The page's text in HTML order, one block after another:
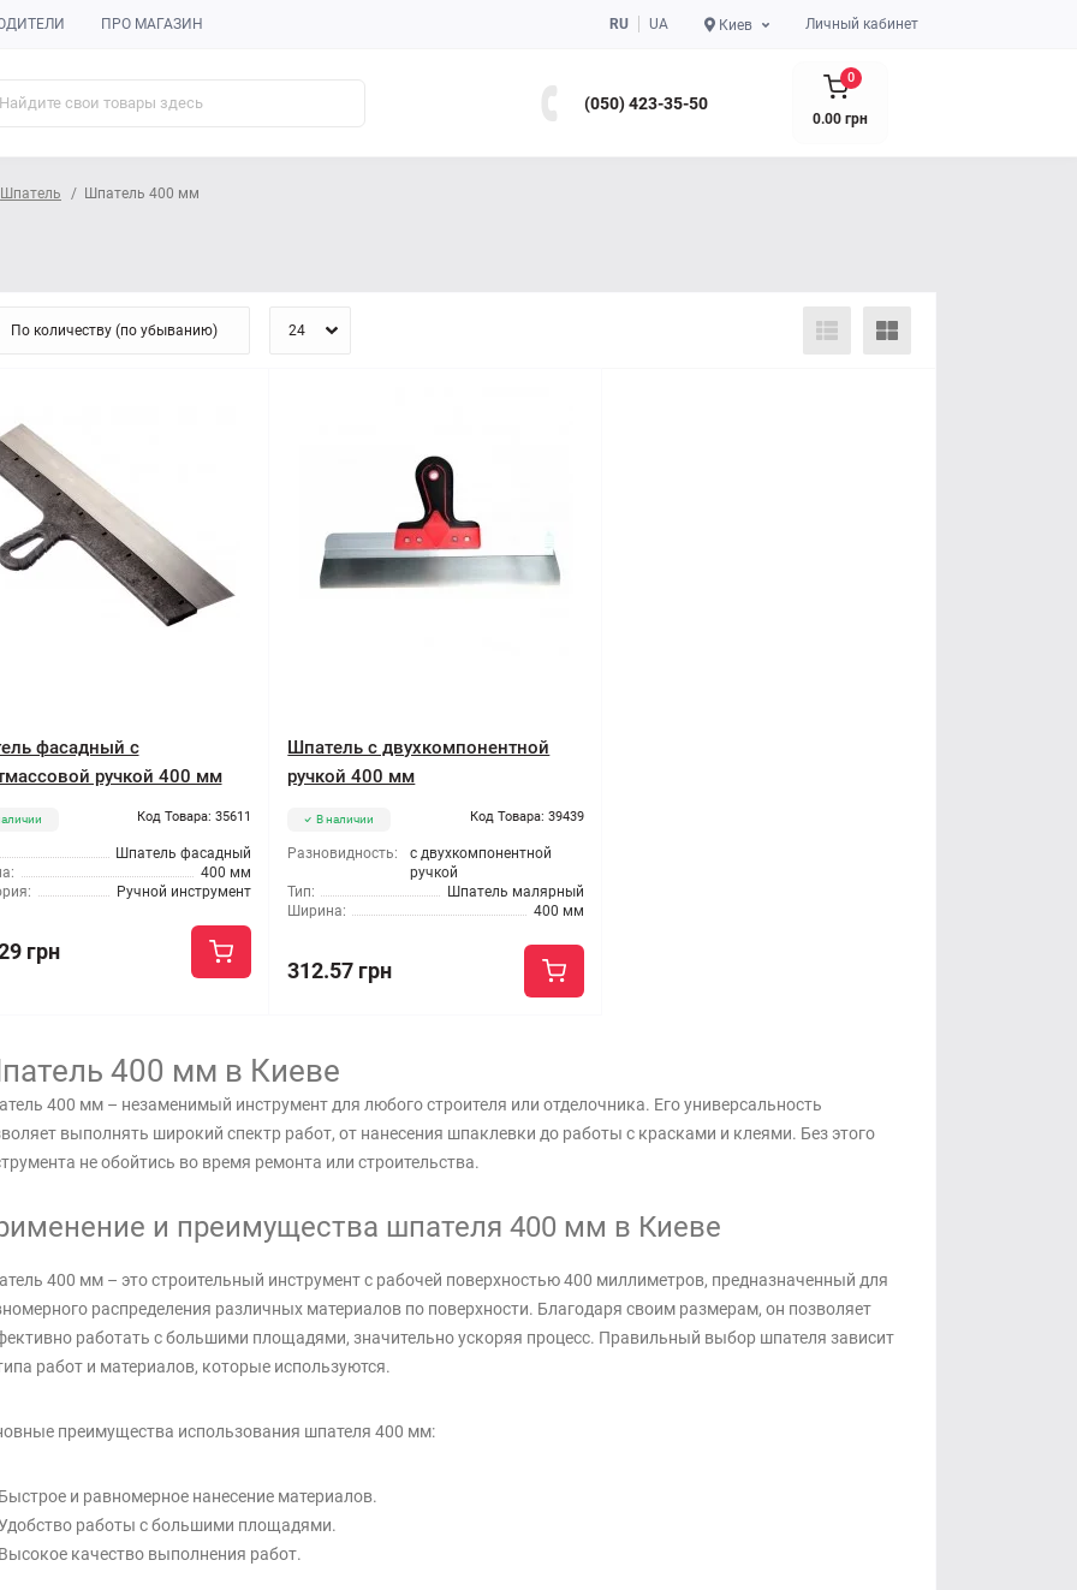
ПРО МАГАЗИН RU UA Киев Личный кабинет
(050) 423-35-50
0
0.00 грн
Шпатель Шпатель 400 мм
фасадный с
ручкой 400 мм
Код Товара: 35611
Шпатель фасадный
400 мм
Ручной инструмент
грн
Шпатель с двухкомпонентной
ручкой 400 мм
В наличии Код Товара: 39439
Разновидность:
с двухкомпонентной
ручкой
Тип:
Шпатель малярный
Ширина:
400 мм
312.57 грн
400 мм в Киеве
400 мм – незаменимый инструмент для любого строителя или отделочника. Его универсальность
выполнять широкий спектр работ, от нанесения шпаклевки до работы с красками и клеями. Без этого
не обойтись во время ремонта или строительства.
и преимущества шпателя 400 мм в Киеве
400 мм – это строительный инструмент с рабочей поверхностью 400 миллиметров, предназначенный для
распределения различных материалов по поверхности. Благодаря своим размерам, он позволяет
работать с большими площадями, значительно ускоряя процесс. Правильный выбор шпателя зависит
работ и материалов, которые используются.
преимущества использования шпателя 400 мм:
Быстрое и равномерное нанесение материалов.
работы с большими площадями.
Высокое качество выполнения работ.